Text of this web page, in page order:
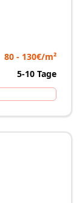
80 - 130€/m²
5-10 Tage